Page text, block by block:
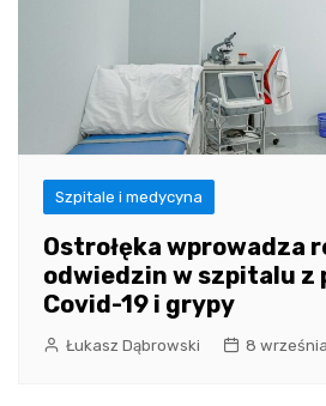
Szpitale i medycyna
Ostrołęka wprowadza
odwiedzin w szpitalu z
Covid-19 i grypy
Łukasz Dąbrowski 8